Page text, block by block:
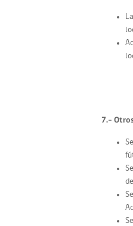
7.-